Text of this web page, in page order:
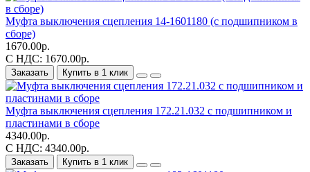
Муфта выключения сцепления 14-1601180 (с подшипником в
сборе)
1670.00р.
С НДС: 1670.00р.
Заказать Купить в 1 клик
Муфта выключения сцепления 172.21.032 с подшипником и
пластинами в сборе
4340.00р.
С НДС: 4340.00р.
Заказать Купить в 1 клик